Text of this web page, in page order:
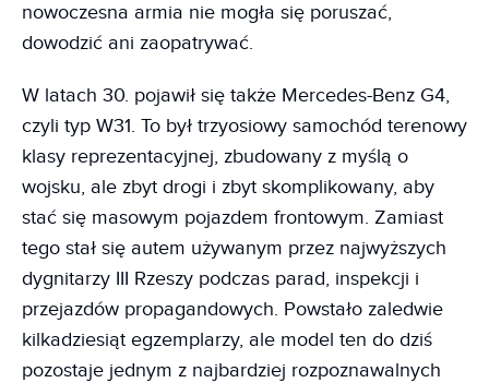
nowoczesna armia nie mogła się poruszać,
dowodzić ani zaopatrywać.
W latach 30. pojawił się także Mercedes-Benz G4,
czyli typ W31. To był trzyosiowy samochód terenowy
klasy reprezentacyjnej, zbudowany z myślą o
wojsku, ale zbyt drogi i zbyt skomplikowany, aby
stać się masowym pojazdem frontowym. Zamiast
tego stał się autem używanym przez najwyższych
dygnitarzy III Rzeszy podczas parad, inspekcji i
przejazdów propagandowych. Powstało zaledwie
kilkadziesiąt egzemplarzy, ale model ten do dziś
pozostaje jednym z najbardziej rozpoznawalnych